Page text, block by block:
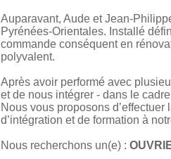
Auparavant, Aude et Jean-
Pyrénées-Orientales. Installé
commande conséquent en
polyvalent.
Après avoir performé avec
et de nous intégrer - dans le
Nous vous proposons
d’intégration et de formation à
Nous recherchons un(e) :